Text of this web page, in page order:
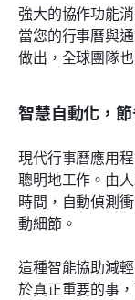
強大的協作功能
當您的行事曆與
做出，全球團隊
智慧自動化，
現代行事曆應用
聰明地工作。由
時間，自動偵測
動細節。
這種智能協助減
於真正重要的事